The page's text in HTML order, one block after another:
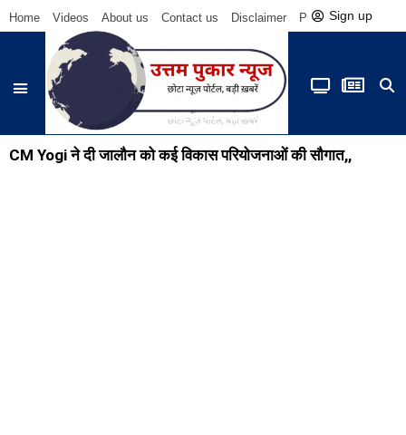
Home Videos About us Contact us Disclaimer Privacy Policy
Sign up
CM Yogi ने दी जालौन को कई विकास परियोजनाओं की सौगात,,